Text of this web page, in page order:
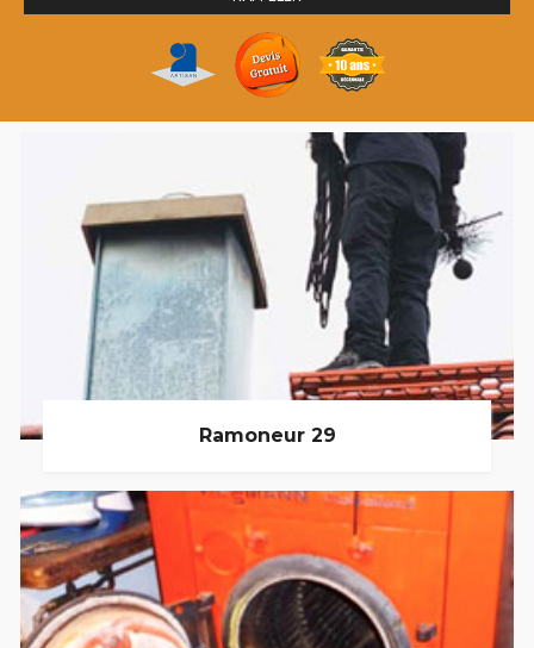
Ramoneur 29